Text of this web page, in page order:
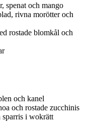
spenat och mango
rivna morötter och
rostade blomkål och
och kanel
och rostade zucchinis
i wokrätt